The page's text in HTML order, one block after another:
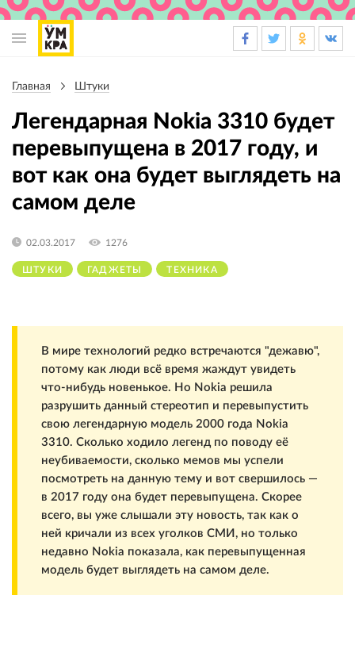
навигации
Главная Штуки
Легендарная Nokia 3310 будет
перевыпущена в 2017 году, и
вот как она будет выглядеть на
самом деле
ШТУКИ ГАДЖЕТЫ ТЕХНИКА
02.03.2017 1276
В мире технологий редко встречаются "дежавю",
потому как люди всё время жаждут увидеть
что-нибудь новенькое. Но Nokia решила
разрушить данный стереотип и перевыпустить
свою легендарную модель 2000 года Nokia
3310. Сколько ходило легенд по поводу её
неубиваемости, сколько мемов мы успели
посмотреть на данную тему и вот свершилось —
в 2017 году она будет перевыпущена. Скорее
всего, вы уже слышали эту новость, так как о
ней кричали из всех уголков СМИ, но только
недавно Nokia показала, как перевыпущенная
модель будет выглядеть на самом деле.